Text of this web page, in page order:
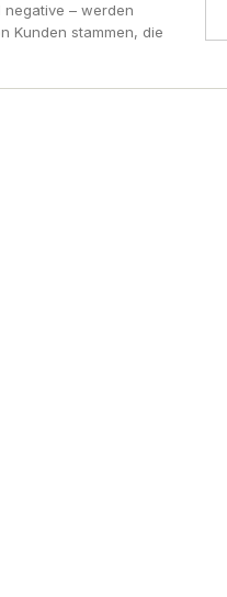
negative – werden
Kunden stammen, die